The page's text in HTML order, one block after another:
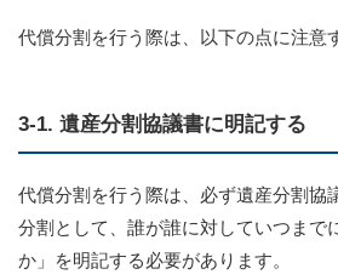
代償分割を行う際は、以下の点に注意
3-1. 遺産分割協議書に明記する
代償分割を行う際は、必ず遺産分割協
分割として、誰が誰に対していつまで
か」を明記する必要があります。